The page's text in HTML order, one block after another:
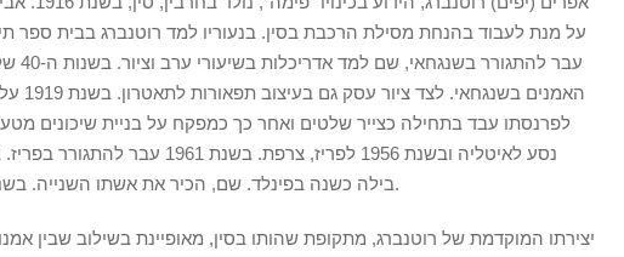
על מנת לעבוד בהנחת מסילת הרכבת בסין. בנעוריו למד רוטנברג בבית ספר
בילה כשנה בפינלד. שם, הכיר את אשתו השנייה. בשנת 2002 שב להתגורר בישראל.
יצירתו המוקדמת של רוטנברג, מתקופת שהותו בסין, מאופיינת בשילוב שבין